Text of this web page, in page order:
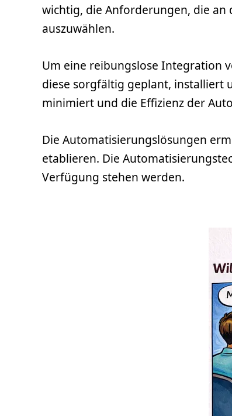
wichtig, die Anforderungen, die an
auszuwählen.
Um eine reibungslose Integration
diese sorgfältig geplant, installiert
minimiert und die Effizienz der
Die Automatisierungslösungen
etablieren. Die
Verfügung stehen werden.